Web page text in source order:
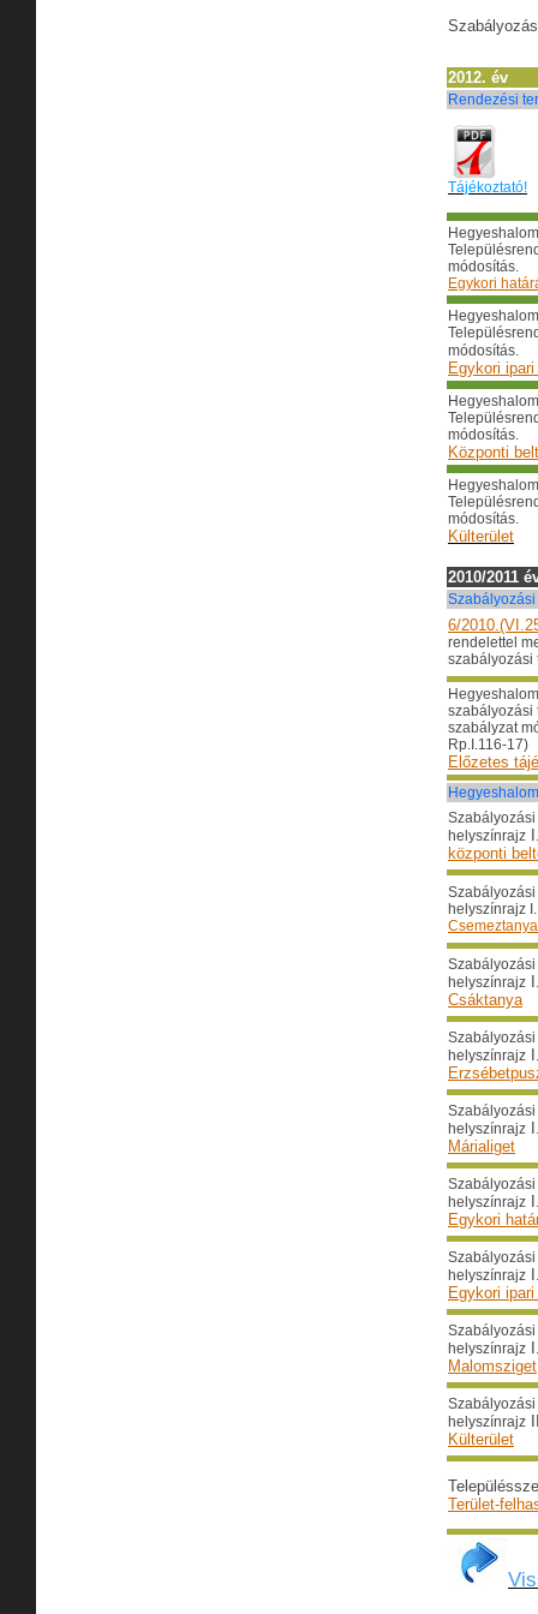
2012. év
Rendezési
Tájékoztató!
módosítás.
Egykori
módosítás.
Egykori
módosítás.
Központi
módosítás.
Külterület
2010/2011
Szabályozási
6/
rendelettel
szabályozási
szabályozási
szabályzat
Rp.I.116-17)
Előzetes
helyszínrajz
központi
helyszínrajz I.
Csemeztanya
helyszínrajz
Csáktanya
helyszínrajz
helyszínrajz
Márialiget
helyszínrajz
Egykori
helyszínrajz
Egykori
helyszínrajz
Malomsziget
helyszínrajz
Külterület
Terület-